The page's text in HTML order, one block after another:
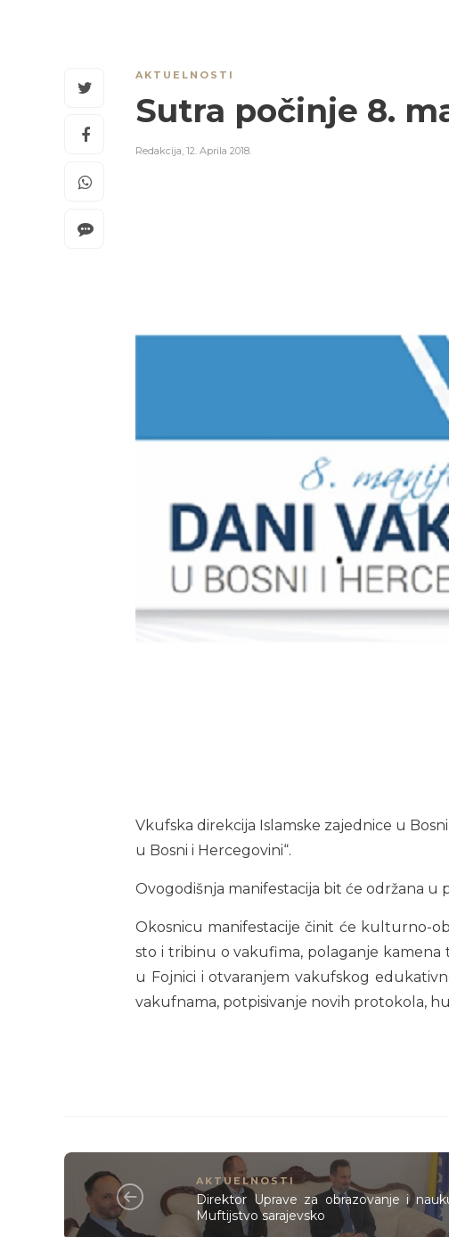
AKTUELNOSTI
Sutra počinje 8.
Redakcija, 12. Aprila 2018.
Vkufska direkcija Islamske zajednice u
u Bosni i Hercegovini“.
Ovogodišnja manifestacija bit će održana u
Okosnicu manifestacije činit će kulturno-
sto i tribinu o vakufima, polaganje kamena
u Fojnici i otvaranjem vakufskog
vakufnama, potpisivanje novih protokola,
AKTUELNOSTI
Direktor Uprave za obrazovanje i
Muftijstvo sarajevsko